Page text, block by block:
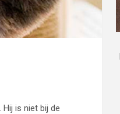
is niet bij de